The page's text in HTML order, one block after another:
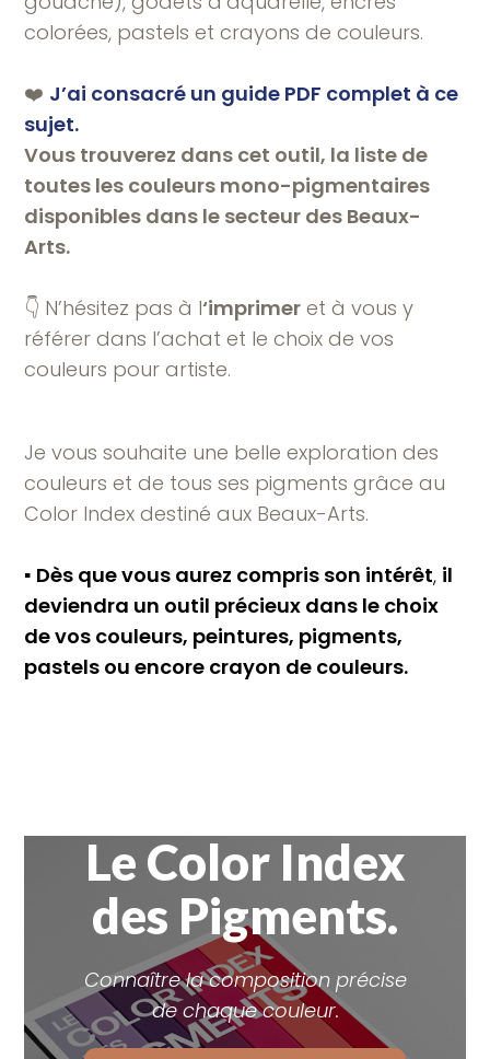
colorées, pastels et crayons de couleurs.
❤️ J’ai consacré un guide PDF complet à ce
sujet.
Vous trouverez dans cet outil, la liste de
toutes les couleurs mono-pigmentaires
disponibles dans le secteur des Beaux-
Arts.
👇 N’hésitez pas à l‘imprimer et à vous y
référer dans l’achat et le choix de vos
couleurs pour artiste.
Je vous souhaite une belle exploration des
couleurs et de tous ses pigments grâce au
Color Index destiné aux Beaux-Arts.
▪︎ Dès que vous aurez compris son intérêt, il
deviendra un outil précieux dans le choix
de vos couleurs, peintures, pigments,
pastels ou encore crayon de couleurs.
Le Color Index
des Pigments.
Connaître la composition précise
de chaque couleur.